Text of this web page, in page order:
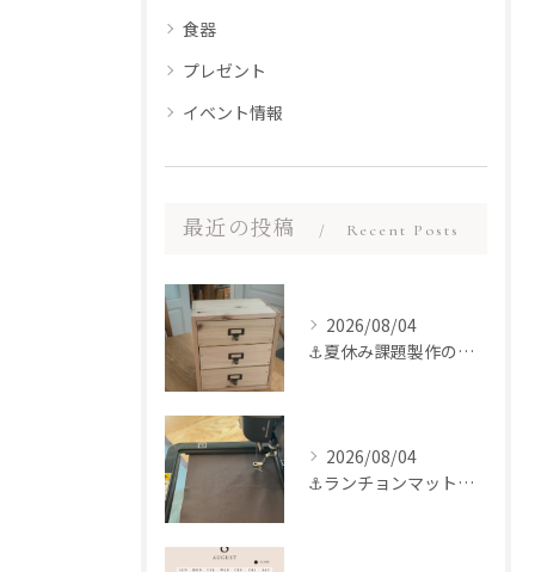
食器
プレゼント
イベント情報
最近の投稿 Recent Posts
2026/08/04
⚓︎夏休み課題製作のお手伝いをさせていただきました
2026/08/04
⚓︎ランチョンマット製作〜♪